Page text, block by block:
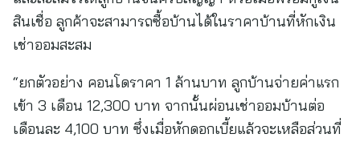
สินเชื่อ ลูกค้าจะสามารถซื้อบ้านได้ในราคาบ้านที่หักเงิน
เช่าออมสะสม
“ยกตัวอย่าง คอนโดราคา 1 ล้านบาท ลูกบ้านจ่ายค่าแรก
เข้า 3 เดือน 12,300 บาท จากนั้นผ่อนเช่าออมบ้านต่อ
เดือนละ 4,100 บาท ซึ่งเมื่อหักดอกเบี้ยแล้วจะเหลือส่วนที่